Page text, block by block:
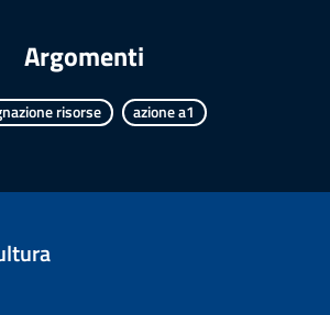
Argomenti
risorse azione a1